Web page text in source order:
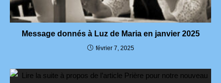
Message donnés à Luz de Maria en janvier 2025
février 7, 2025